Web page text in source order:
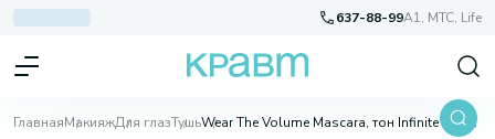
637-88-99A1, МТС, Life
ГлавнаяМакияжДля глазТушьWear The Volume Mascara, тон Infinite Black